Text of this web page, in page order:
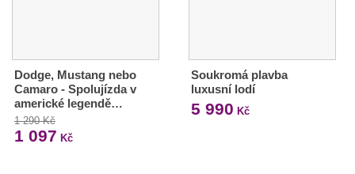
Dodge, Mustang nebo
Camaro - Spolujízda v
americké legendě…
1 290 Kč
1 097 Kč
Soukromá plavba
luxusní lodí
5 990 Kč